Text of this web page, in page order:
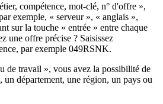
compétence, mot-clé, n° d'offre »,
exemple, « serveur », « anglais »,
sur la touche « entrée » entre chaque
une offre précise ? Saisissez
par exemple 049RSNK.
de travail », vous avez la possibilité de
un département, une région, un pays ou